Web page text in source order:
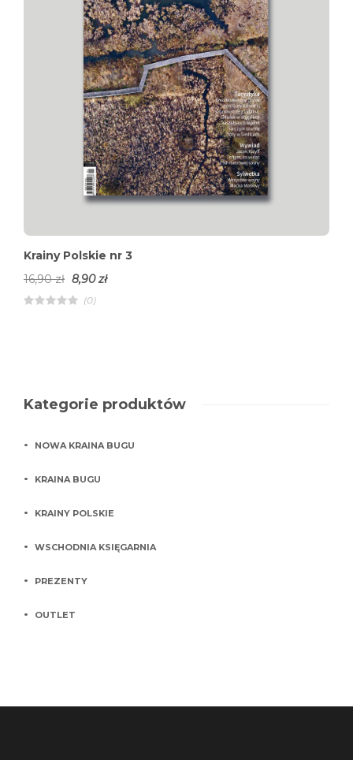
Krainy Polskie nr 3
16,90zł 8,90zł
o
u
5
(0)
Kategorie produktów
NOWA KRAINA BUGU
KRAINA BUGU
KRAINY POLSKIE
WSCHODNIA KSIĘGARNIA
PREZENTY
OUTLET